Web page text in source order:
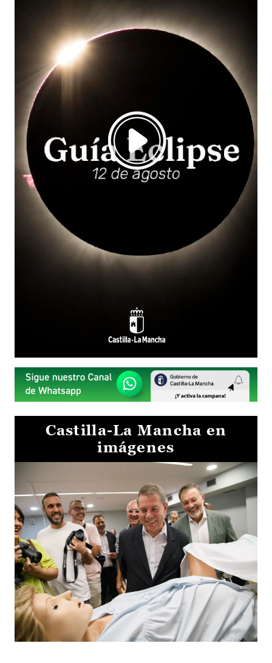
Castilla-La Mancha en
imágenes